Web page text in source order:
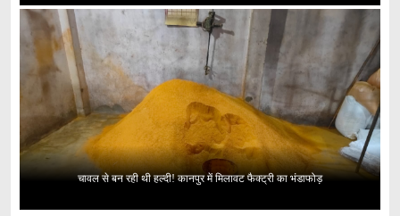
चावल से बन रही थी हल्दी! कानपुर में मिलावट फैक्ट्री का भंडाफोड़